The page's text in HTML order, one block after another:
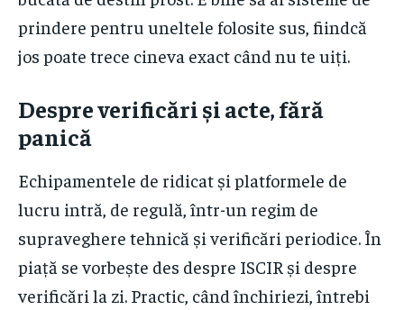
prindere pentru uneltele folosite sus, fiindcă
jos poate trece cineva exact când nu te uiți.
Despre verificări și acte, fără
panică
Echipamentele de ridicat și platformele de
lucru intră, de regulă, într-un regim de
supraveghere tehnică și verificări periodice. În
piață se vorbește des despre ISCIR și despre
verificări la zi. Practic, când închiriezi, întrebi